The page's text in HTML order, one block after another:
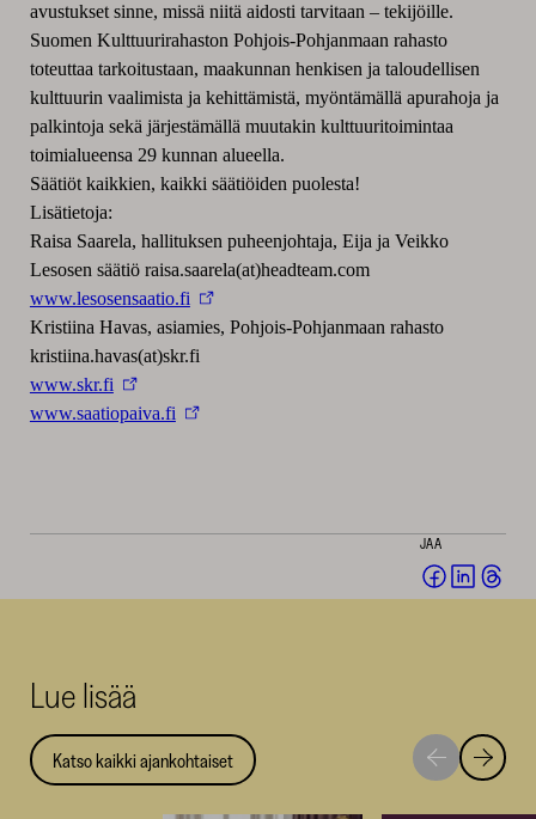
avustukset sinne, missä niitä aidosti tarvitaan – tekijöille.
Suomen Kulttuurirahaston Pohjois-Pohjanmaan rahasto
toteuttaa tarkoitustaan, maakunnan henkisen ja taloudellisen
kulttuurin vaalimista ja kehittämistä, myöntämällä apurahoja ja
palkintoja sekä järjestämällä muutakin kulttuuritoimintaa
toimialueensa 29 kunnan alueella.
Säätiöt kaikkien, kaikki säätiöiden puolesta!
Lisätietoja:
Raisa Saarela, hallituksen puheenjohtaja, Eija ja Veikko
Lesosen säätiö raisa.saarela(at)headteam.com
www.lesosensaatio.fi
Kristiina Havas, asiamies, Pohjois-Pohjanmaan rahasto
kristiina.havas(at)skr.fi
www.skr.fi
www.saatiopaiva.fi
JAA
Jaa Jaa
Lue lisää
Katso kaikki ajankohtaiset
Siirry
seuraavaan
Siirry